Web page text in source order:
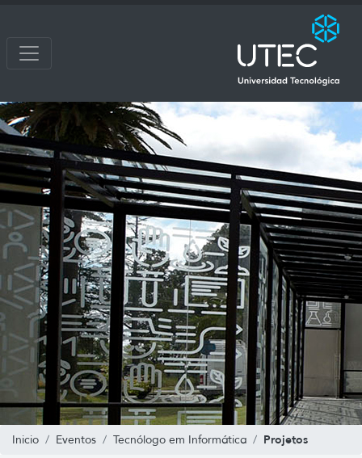
Inicio Eventos Tecnólogo em Informática Projetos